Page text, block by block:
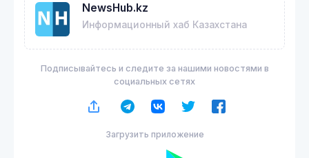
NewsHub.kz
Информационный хаб Казахстана
Подписывайтесь и следите за нашими новостями в
социальных сетях
Загрузить приложение